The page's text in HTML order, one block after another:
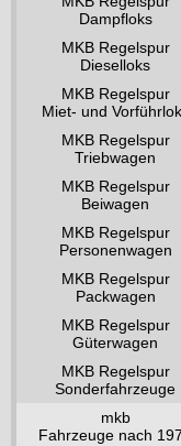
Dampfloks
MKB Regelspur
Dieselloks
MKB Regelspur
Miet- und
MKB Regelspur
Triebwagen
MKB Regelspur
Beiwagen
MKB Regelspur
Personenwagen
MKB Regelspur
Packwagen
MKB Regelspur
Güterwagen
MKB Regelspur
Sonderfahrzeuge
mkb
Fahrzeuge nach